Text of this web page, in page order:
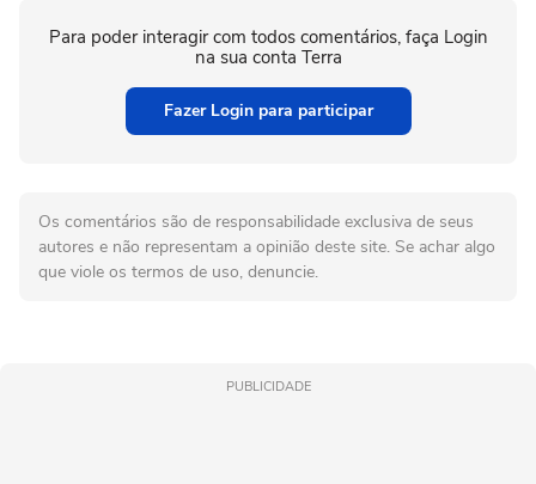
Para poder interagir com todos comentários, faça Login
na sua conta Terra
Fazer Login para participar
Os comentários são de responsabilidade exclusiva de seus
autores e não representam a opinião deste site. Se achar algo
que viole os termos de uso, denuncie.
PUBLICIDADE